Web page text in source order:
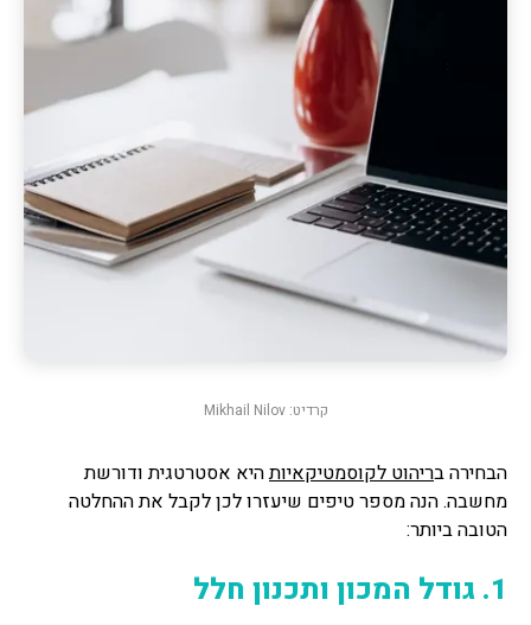
קרדיט: Mikhail Nilov
הבחירה בריהוט לקוסמטיקאיותהיא אסטרטגית ודורשת
מחשבה. הנה מספר טיפים שיעזרו לכן לקבל את ההחלטה
הטובה ביותר:
1. גודל המכון ותכנון חלל